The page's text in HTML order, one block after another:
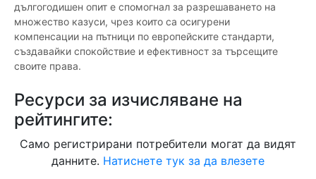
дългогодишен опит е спомогнал за разрешаването на
множество казуси, чрез които са осигурени
компенсации на пътници по европейските стандарти,
създавайки спокойствие и ефективност за търсещите
своите права.
Ресурси за изчисляване на
рейтингите:
Само регистрирани потребители могат да видят
данните. Натиснете тук за да влезете